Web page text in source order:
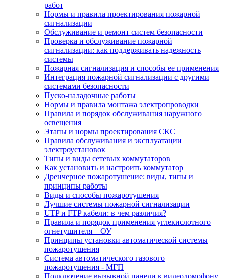
работ
Нормы и правила проектирования пожарной
сигнализации
Обслуживание и ремонт систем безопасности
Проверка и обслуживание пожарной
сигнализации: как поддерживать надежность
системы
Пожарная сигнализация и способы ее применения
Интеграция пожарной сигнализации с другими
системами безопасности
Пуско-наладочные работы
Нормы и правила монтажа электропроводки
Правила и порядок обслуживания наружного
освещения
Этапы и нормы проектирования СКС
Правила обслуживания и эксплуатации
электроустановок
Типы и виды сетевых коммутаторов
Как установить и настроить коммутатор
Дренчерное пожаротушение: виды, типы и
принципы работы
Виды и способы пожаротушения
Лучшие системы пожарной сигнализации
UTP и FTP кабели: в чем различия?
Правила и порядок применения углекислотного
огнетушителя – ОУ
Принципы установки автоматической системы
пожаротушения
Система автоматического газового
пожаротушения - МГП
Подключение вызывной панели к видеодомофону